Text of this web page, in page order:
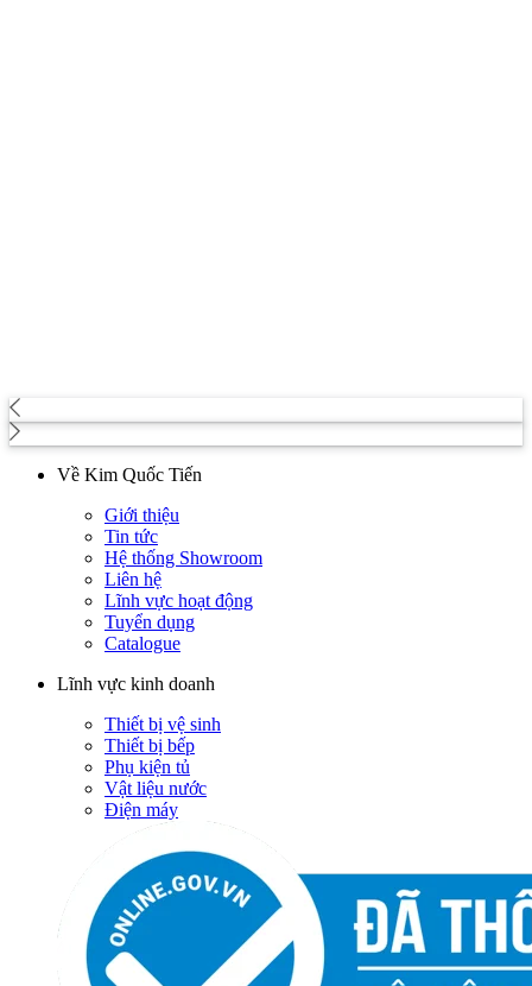
Về Kim Quốc Tiến
Giới thiệu
Tin tức
Hệ thống Showroom
Liên hệ
Lĩnh vực hoạt động
Tuyển dụng
Catalogue
Lĩnh vực kinh doanh
Thiết bị vệ sinh
Thiết bị bếp
Phụ kiện tủ
Vật liệu nước
Điện máy